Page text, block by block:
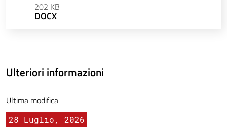
202 KB
DOCX
Ulteriori informazioni
Ultima modifica
28 Luglio, 2026